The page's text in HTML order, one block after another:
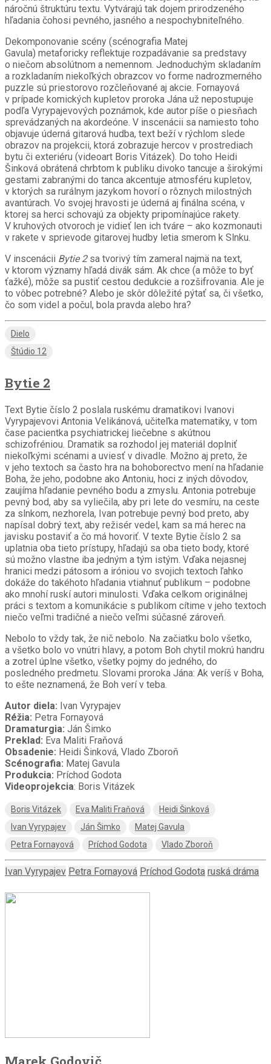
náročnú štruktúru textu. Vytvárajú tak dojem prirodzeného
hľadania čohosi pevného, jasného a nespochybniteľného.
Dekomponovanie scény (scénografia Matej
Gavula) metaforicky reflektuje rozpadávanie sa predstavy
o niečom absolútnom a nemennom. Jednoduchým skladaním
a rozkladaním niekoľkých obrazcov vo forme nadrozmerného
puzzle sú priestorovo rozčleňované aj akcie. Fornayová
v prípade komických kupletov proroka Jána už nepostupuje
podľa Vyrypajevových poznámok, kde autor píše o piesňach
sprevádzaných na akordeóne. V inscenácii sa namiesto toho
objavuje úderná gitarová hudba, text beží v rýchlom slede
obrazov na projekcii, ktorá zobrazuje hercov v prostrediach
bytu či exteriéru (videoart Boris Vitázek). Do toho Heidi
Šinková obrátená chrbtom k publiku divoko tancuje a širokými
gestami zabranými do tanca akcentuje atmosféru kupletov,
v ktorých sa rurálnym jazykom hovorí o rôznych milostných
avantúrach. Vo svojej hravosti je úderná aj finálna scéna, v
ktorej sa herci schovajú za objekty pripomínajúce rakety.
V kruhových otvoroch je vidieť len ich tváre – ako kozmonauti
v rakete v sprievode gitarovej hudby letia smerom k Slnku.
V inscenácii Bytie 2sa tvorivý tím zameral najmä na text,
v ktorom významy hľadá divák sám. Ak chce (a môže to byť
ťažké), môže sa pustiť cestou dedukcie a rozšifrovania. Ale je
to vôbec potrebné? Alebo je skôr dôležité pýtať sa, či všetko,
čo som videl a počul, bola pravda alebo hra?
Dielo
Štúdio 12
Bytie 2
Text Bytie číslo 2 poslala ruskému dramatikovi Ivanovi
Vyrypajevovi Antonia Velikánová, učiteľka matematiky, v tom
čase pacientka psychiatrickej liečebne s akútnou
schizofréniou. Dramatik sa rozhodol jej materiál doplniť
niekoľkými scénami a uviesť v divadle. Možno aj preto, že
v jeho textoch sa často hra na bohoborectvo mení na hľadanie
Boha, že jeho, podobne ako Antoniu, hoci z iných dôvodov,
zaujíma hľadanie pevného bodu a zmyslu. Antonia potrebuje
pevný bod, aby sa vyliečila, aby pri lete do vesmíru, na ceste
za slnkom, nezhorela, Ivan potrebuje pevný bod preto, aby
napísal dobrý text, aby režisér vedel, kam sa má herec na
javisku postaviť a čo má hovoriť. V texte Bytie číslo 2 sa
uplatnia oba tieto prístupy, hľadajú sa oba tieto body, ktoré
sú možno vlastne iba jedným a tým istým. Vďaka nejasnej
hranici medzi pátosom a iróniou vo svojich textoch ľahko
dokáže do takéhoto hľadania vtiahnuť publikum – podobne
ako mnohí ruskí autori minulosti. Vďaka celkom originálnej
práci s textom a komunikácie s publikom cítime v jeho textoch
niečo veľmi tradičné a niečo veľmi súčasné zároveň.
Nebolo to vždy tak, že nič nebolo. Na začiatku bolo všetko,
a všetko bolo vo vnútri hlavy, a potom Boh chytil mokrú handru
a zotrel úplne všetko, všetky pojmy do jedného, do
posledného predmetu. Slovami proroka Jána: Ak veríš v Boha,
to ešte neznamená, že Boh verí v teba.
Autor diela: Ivan Vyrypajev
Réžia: Petra Fornayová
Dramaturgia: Ján Šimko
Preklad: Eva Maliti Fraňová
Obsadenie: Heidi Šinková, Vlado Zboroň
Scénografia: Matej Gavula
Produkcia: Príchod Godota
Videoprojekcia: Boris Vitázek
Boris Vitázek Eva Maliti Fraňová
Heidi Šinková
Ivan Vyrypajev
Ján Šimko
Matej Gavula
Petra Fornayová
Príchod Godota Vlado Zboroň
Ivan Vyrypajev Petra Fornayová Príchod Godota ruská dráma